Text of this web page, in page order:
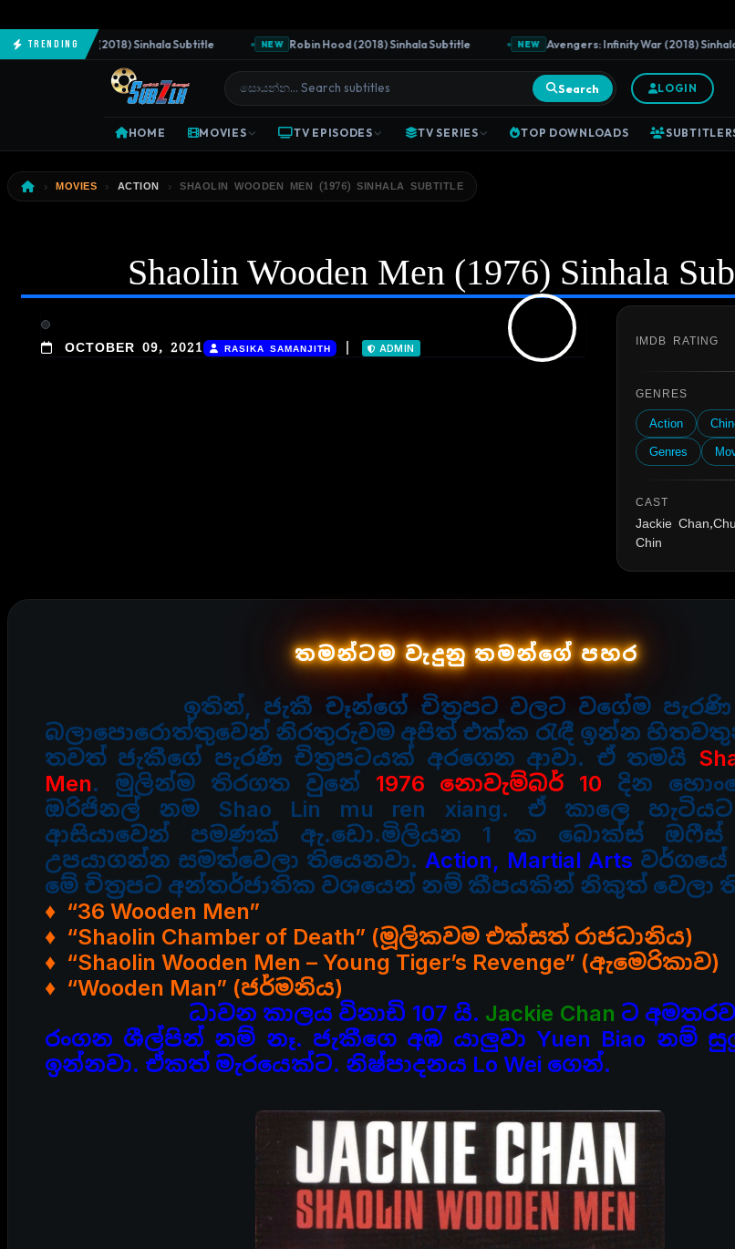
Trending
Predator (2018) Sinhala Subtitle NEW Robin Hood (2018) Sinhala Subtitle NEW Avengers: Infinity War (2018) Sinhala
Search LOGIN
HOME MOVIES TV EPISODES TV SERIES TOP DOWNLOADS
MOVIES ACTION SHAOLIN WOODEN MEN (1976) SINHALA SUBTITLE
Shaolin Wooden Men (1976) Sinhala
OCTOBER 09, 2021 RASIKA SAMANJITH ADMIN
IMDB RATING
GENRES
Action
Genres
CAST
Jackie
Chin
තමන්ටම වැදුනු තමන්ගේ පහර
ඉතින්, ජැකී චෑන්ගේ චිත්‍රපට වලට වගේම
බලාපොරොත්තුවෙන් නිරතුරුවම අපිත් එක්ක රැඳී ඉන්න
තවත් ජැකීගේ පැරණි චිත්‍රපටයක් අරගෙන ආවා. ඒ තමයි
Men. මුලින්ම තිරගත වුනේ 1976 නොවැම්බර් 10 දින
ඔරිජිනල් නම Shao Lin mu ren xiang. ඒ කාලෙ
ආසියාවෙන් පමණක් ඇ.ඩො.මිලියන 1 ක බොක්ස් ඔෆීස්
උපයාගන්න සමත්වෙලා තියෙනවා. Action, Martial Arts වර්ගයේ
මේ චිත්‍රපට අන්තර්ජාතික වශයෙන් නම් කීපයකින් නිකුත් වෙලා
♦ “36 Wooden Men”
♦ “Shaolin Chamber of Death” (මූලිකවම එක්සත් රාජධානිය)
♦ “Shaolin Wooden Men – Young Tiger’s Revenge” (ඇමෙරිකාව)
♦ “Wooden Man” (ජර්මනිය)
ධාවන කාලය විනාඩි 107 යි. Jackie Chan ට
රංගන ශීල්පින් නම් නෑ. ජැකීගෙ අඹ යාලුවාYuen Biao නම්
ඉන්නවා. ඒකත් මැරයෙක්ට. නිෂ්පාදනය Lo Wei ගෙන්.